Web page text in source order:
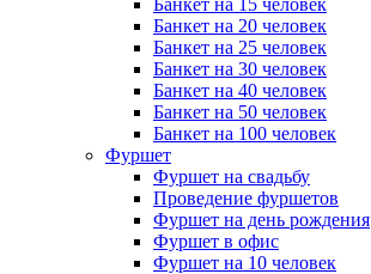
Банкет на 15 человек
Банкет на 20 человек
Банкет на 25 человек
Банкет на 30 человек
Банкет на 40 человек
Банкет на 50 человек
Банкет на 100 человек
Фуршет
Фуршет на свадьбу
Проведение фуршетов
Фуршет на день рождения
Фуршет в офис
Фуршет на 10 человек